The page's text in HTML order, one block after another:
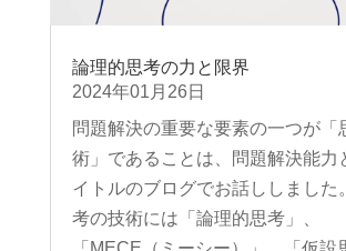
論理的思考の力と限界
2024年01月26日
問題解決の重要な要素の一つが「
術」であることは、問題解決能力
イトルのブログでお話ししました
考の技術には「論理的思考」、